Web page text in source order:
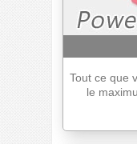
Tout ce que
le